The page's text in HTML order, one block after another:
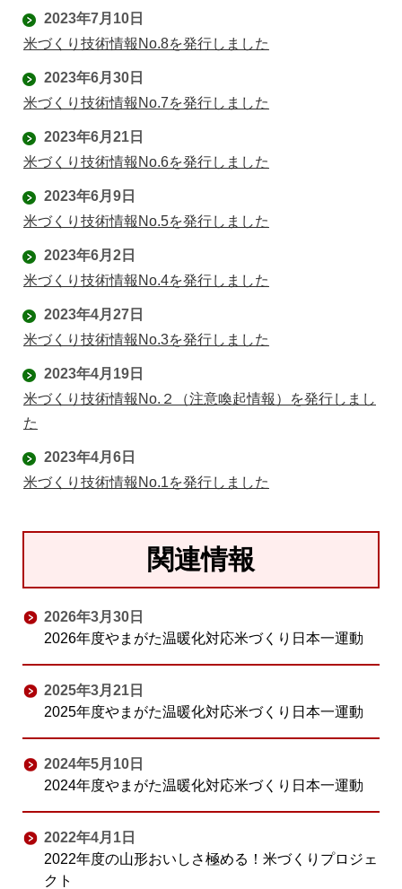
2023年7月10日
米づくり技術情報No.8を発行しました
2023年6月30日
米づくり技術情報No.7を発行しました
2023年6月21日
米づくり技術情報No.6を発行しました
2023年6月9日
米づくり技術情報No.5を発行しました
2023年6月2日
米づくり技術情報No.4を発行しました
2023年4月27日
米づくり技術情報No.3を発行しました
2023年4月19日
米づくり技術情報No.２（注意喚起情報）を発行しまし
た
2023年4月6日
米づくり技術情報No.1を発行しました
関連情報
2026年3月30日
2026年度やまがた温暖化対応米づくり日本一運動
2025年3月21日
2025年度やまがた温暖化対応米づくり日本一運動
2024年5月10日
2024年度やまがた温暖化対応米づくり日本一運動
2022年4月1日
2022年度の山形おいしさ極める！米づくりプロジェ
クト